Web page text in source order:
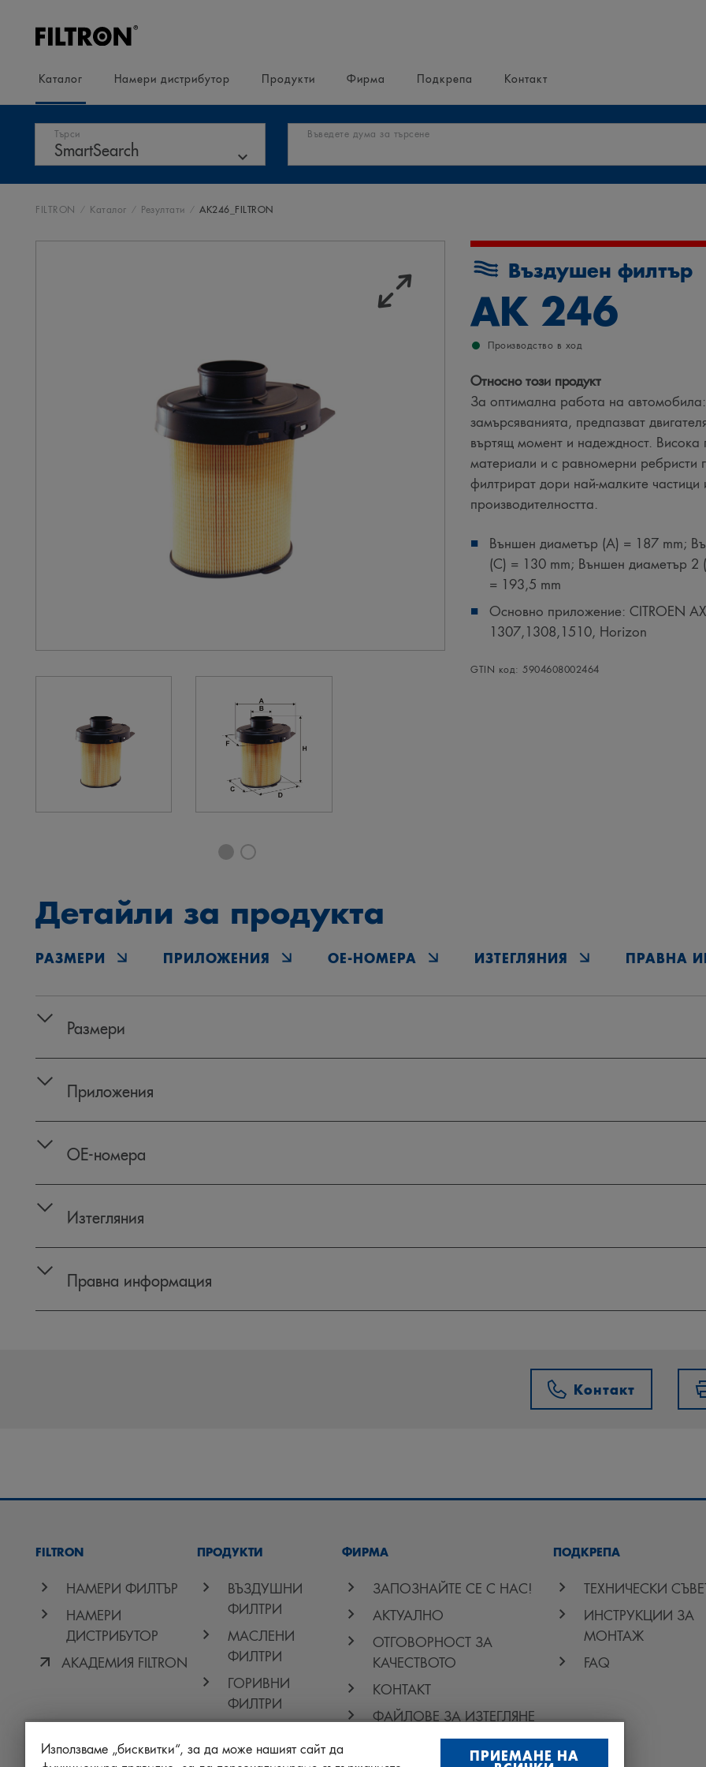
Каталог Намери дистрибутор Продукти Фирма Подкрепа Контакт
Търси Въведете дума за търсене
FILTRON Каталог Резултати AK246_FILTRON
Въздушен филтър
AK 246
Производство в ход
Относно този продукт
За оптимална работа на
замърсяванията, предпазват
въртящ момент и надеждност. Висока
материали и с равномерни ребристи
филтрират дори най-малките
производителността.
Външен диаметър (A) = 187 mm;
(C) = 130 mm; Външен диаметър 2
= 193,5 mm
Основно приложение: CITROEN
1307,1308,1510, Horizon
GTIN код: 5904608002464
Детайли за продукта
РАЗМЕРИ ПРИЛОЖЕНИЯ OE‑НОМЕРА ИЗТЕГЛЯНИЯ ПРАВНА
Размери
Приложения
OE‑номера
Изтегляния
Правна информация
Контакт
FILTRON
НАМЕРИ ФИЛТЪР
НАМЕРИ
ДИСТРИБУТОР
АКАДЕМИЯ FILTRON
ПРОДУКТИ
ВЪЗДУШНИ
ФИЛТРИ
МАСЛЕНИ
ФИЛТРИ
ГОРИВНИ
ФИЛТРИ
ДРУГИ ФИЛТРИ
ФИРМА
ЗАПОЗНАЙТЕ СЕ С НАС!
АКТУАЛНО
ОТГОВОРНОСТ ЗА
КАЧЕСТВОТО
КОНТАКТ
ФАЙЛОВЕ ЗА ИЗТЕГЛЯНЕ
ПОДКРЕПА
ТЕХНИЧЕСКИ
ИНСТРУКЦИИ ЗА
МОНТАЖ
FAQ
Използваме „бисквитки“, за да може нашият сайт да
ПРИЕМАНЕ НА